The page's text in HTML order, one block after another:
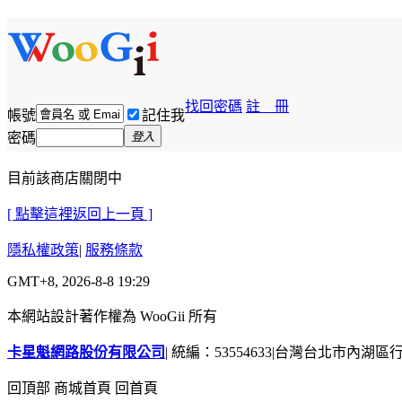
帳號 記住我
找回密碼 註 冊
密碼 登入
目前該商店關閉中
[ 點擊這裡返回上一頁 ]
隱私權政策| 服務條款
GMT+8, 2026-8-8 19:29
本網站設計著作權為 WooGii 所有
卡星魁網路股份有限公司 | 統編：53554633|台灣台北市內湖區
回頂部 商城首頁 回首頁